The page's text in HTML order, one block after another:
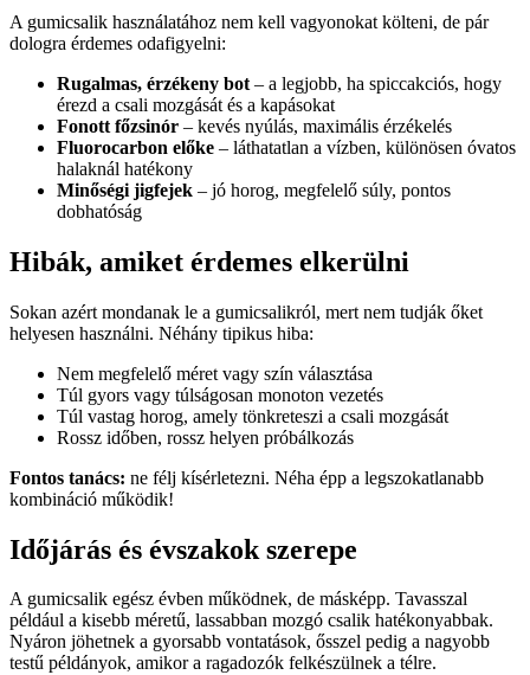
A gumicsalik használatához nem kell vagyonokat költeni, de pár
dologra érdemes odafigyelni:
Rugalmas, érzékeny bot – a legjobb, ha spiccakciós, hogy
érezd a csali mozgását és a kapásokat
Fonott főzsinór – kevés nyúlás, maximális érzékelés
Fluorocarbon előke – láthatatlan a vízben, különösen óvatos
halaknál hatékony
Minőségi jigfejek – jó horog, megfelelő súly, pontos
dobhatóság
Hibák, amiket érdemes elkerülni
Sokan azért mondanak le a gumicsalikról, mert nem tudják őket
helyesen használni. Néhány tipikus hiba:
Nem megfelelő méret vagy szín választása
Túl gyors vagy túlságosan monoton vezetés
Túl vastag horog, amely tönkreteszi a csali mozgását
Rossz időben, rossz helyen próbálkozás
Fontos tanács: ne félj kísérletezni. Néha épp a legszokatlanabb
kombináció működik!
Időjárás és évszakok szerepe
A gumicsalik egész évben működnek, de másképp. Tavasszal
például a kisebb méretű, lassabban mozgó csalik hatékonyabbak.
Nyáron jöhetnek a gyorsabb vontatások, ősszel pedig a nagyobb
testű példányok, amikor a ragadozók felkészülnek a télre.